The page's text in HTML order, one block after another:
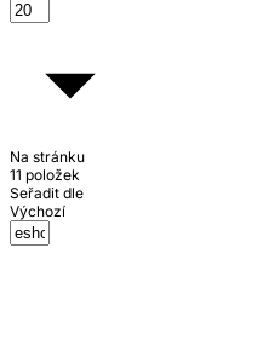
Na stránku
11 položek
Seřadit dle
Výchozí